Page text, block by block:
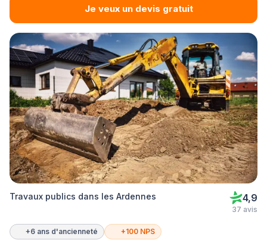
Je veux un devis gratuit
Travaux publics dans les Ardennes 4,9
37 avis
+6 ans d'ancienneté +100 NPS